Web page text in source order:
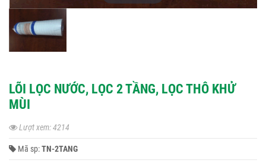
LÕI LỌC NƯỚC, LỌC 2 TẦNG, LỌC THÔ KHỬ
MÙI
Lượt xem: 4214
Mã sp:TN-2TANG